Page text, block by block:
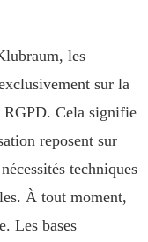
les
sur la
RGPD. Cela signifie
reposent sur
techniques
À tout moment,
Les bases